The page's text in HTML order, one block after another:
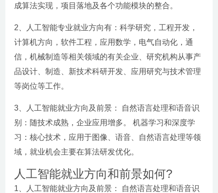
成算法实现，项目落地及各个功能模块的整合。
2、人工智能专业就业方向有：科学研究，工程开发，
计算机方向，软件工程，应用数学，电气自动化，通
信，机械制造等相关领域的有关企业、研究机构从事产
品设计、制造、新技术科研开发、应用研究与技术管理
等岗位等工作。
3、人工智能就业方向及前景： 自然语言处理和语音识
别：随技术成熟，企业应用增多。 机器学习和深度学
习：核心技术，应用于图像、语音、自然语言处理等领
域，就业机会主要在算法研发优化。
人工智能就业方向和前景如何?
1、人工智能就业方向及前景： 自然语言处理和语音识